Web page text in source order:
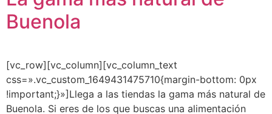
Buenola
[vc_row][vc_column][vc_column_text
css=».vc_custom_1649431475710{margin-bottom: 0px
!important;}»]Llega a las tiendas la gama más natural de
Buenola. Si eres de los que buscas una alimentación